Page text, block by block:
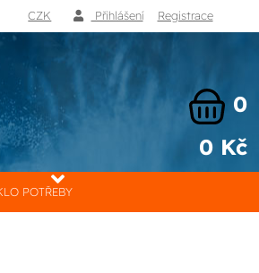
CZK Přihlášení Registrace
0
0 Kč
POTŘEBY